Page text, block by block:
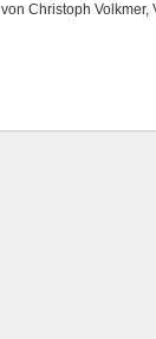
von Christoph